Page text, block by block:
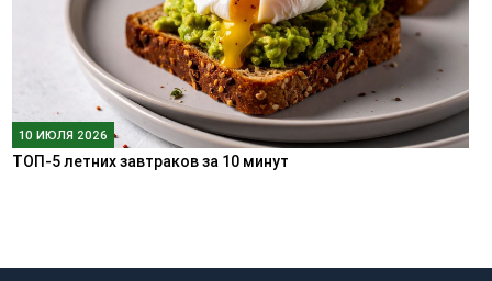
10 ИЮЛЯ 2026
ТОП-5 летних завтраков за 10 минут